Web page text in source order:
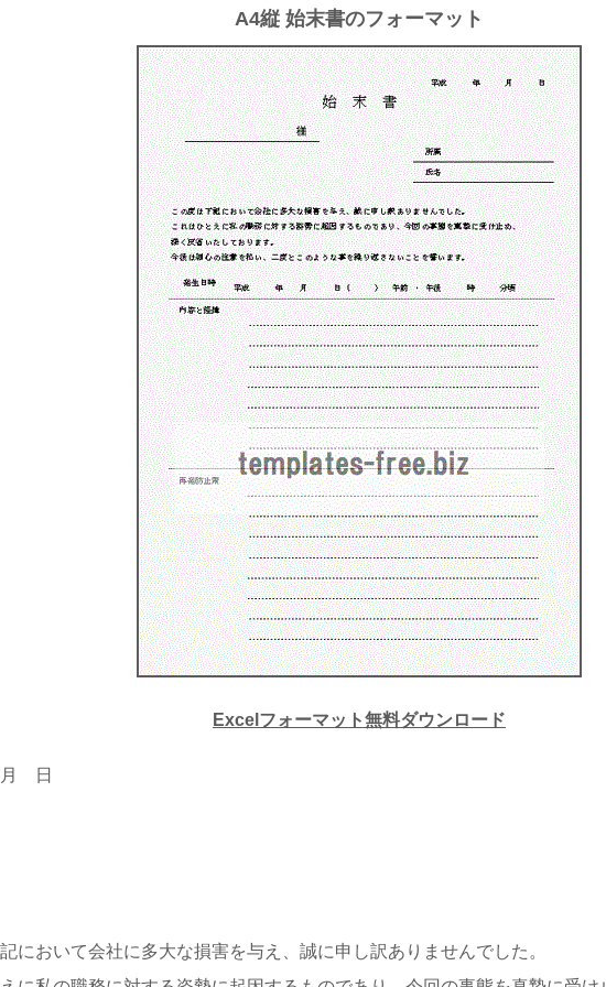
A4縦 始末書のフォーマット
Excelフォーマット無料ダウンロード
日
において会社に多大な損害を与え、誠に申し訳ありませんでした。